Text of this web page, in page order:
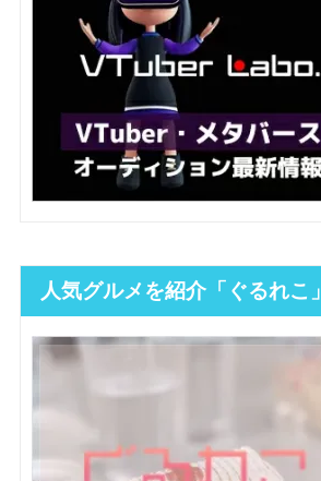
人気グルメを紹介「ぐるれこ」